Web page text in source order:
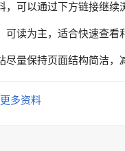
可以通过下方链接继续
读为主，适合快速查看
尽量保持页面结构简洁，
更多资料